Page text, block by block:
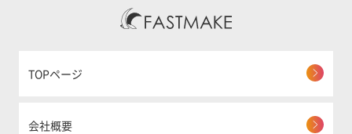
TOPページ
会社概要